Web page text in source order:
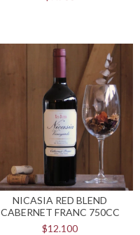
NICASIA RED BLEND
CABERNET FRANC 750CC
$12.100